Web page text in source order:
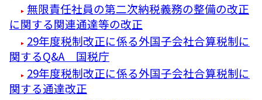
無限責任社員の第二次納税義務の整備の改正
に関する関連通達等の改正
29年度税制改正に係る外国子会社合算税制に
関するQ&A 国税庁
29年度税制改正に係る外国子会社合算税制に
関する通達改正